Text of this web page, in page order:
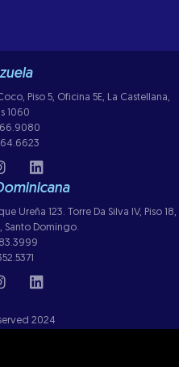
Piso 5, Oficina 5E, La Castellana,
1060
Ureña 123. Torre Da Silva IV, Piso 18,
Santo Domingo.
2024